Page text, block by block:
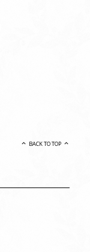
BACK TO TOP